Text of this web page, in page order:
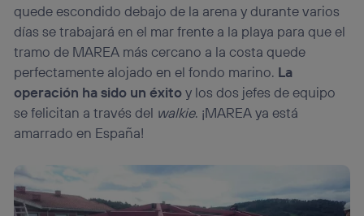
quede escondido debajo de la arena y durante varios
días se trabajará en el mar frente a la playa para que el
tramo de MAREA más cercano a la costa quede
perfectamente alojado en el fondo marino. La
operación ha sido un éxitoy los dos jefes de equipo
se felicitan a través del walkie. ¡MAREA ya está
amarrado en España!